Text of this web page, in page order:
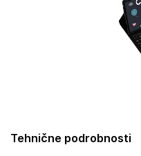
Tehnične podrobnosti